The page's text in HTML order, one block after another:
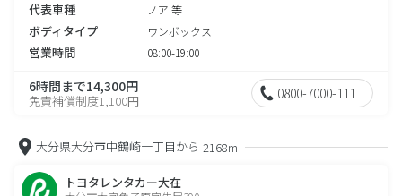
代表車種 ノア 等
ボディタイプ ワンボックス
営業時間 08:00-19:00
6時間まで14,300円
免責補償制度1,100円 0800-7000-111
大分県大分市中鶴崎一丁目から 2168m
トヨタレンタカー大在